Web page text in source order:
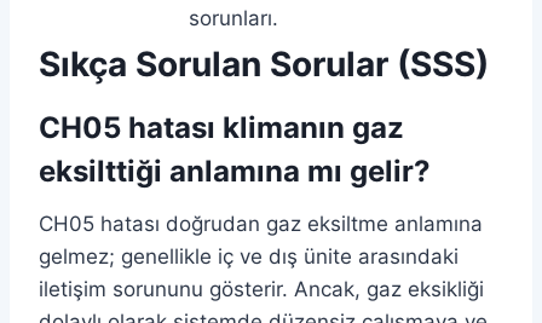
sorunları.
Sıkça Sorulan Sorular (SSS)
CH05 hatası klimanın gaz
eksilttiği anlamına mı gelir?
CH05 hatası doğrudan gaz eksiltme anlamına
gelmez; genellikle iç ve dış ünite arasındaki
iletişim sorununu gösterir. Ancak, gaz eksikliği